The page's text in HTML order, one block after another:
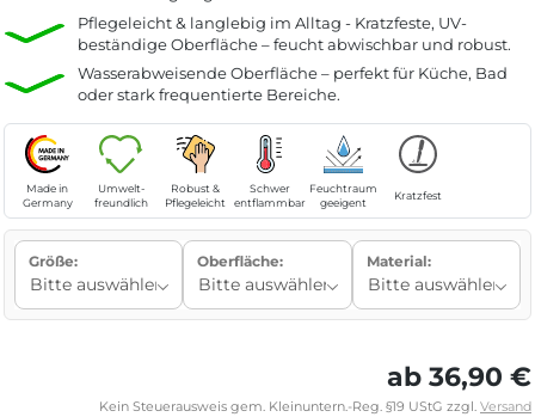
Pflegeleicht & langlebig im Alltag - Kratzfeste, UV-
beständige Oberfläche – feucht abwischbar und robust.
Wasserabweisende Oberfläche – perfekt für Küche, Bad
oder stark frequentierte Bereiche.
Made in
Germany
Umwelt-
freundlich
Robust &
Pflegeleicht
Schwer
entflammbar
Feuchtraum
geeigent
Kratzfest
Größe: Oberfläche: Material:
ab 36,90 €
Kein Steuerausweis gem. Kleinuntern.-Reg. §19 UStG zzgl. Versand